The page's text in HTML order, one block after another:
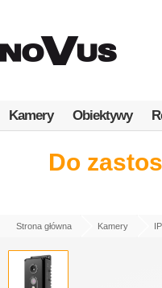
Kamery Obiektywy
Do
Strona główna Kamery IP